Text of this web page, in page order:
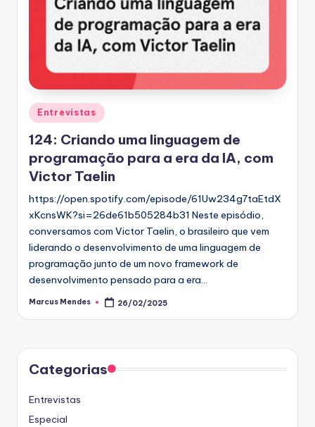
Posted
in
Entrevistas
124: Criando uma linguagem de
programação para a era da IA, com
Victor Taelin
https://open.spotify.com/episode/61Uw234g7taEtdX
xKcnsWK?si=26de61b505284b31 Neste episódio,
conversamos com Victor Taelin, o brasileiro que vem
liderando o desenvolvimento de uma linguagem de
programação junto de um novo framework de
desenvolvimento pensado para a era…
Posted
Marcus Mendes 26/02/2025
Categorias
Entrevistas
Especial